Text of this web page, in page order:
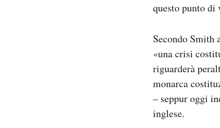
questo punto di
Secondo Smith
«una crisi
riguarderà
monarca
– seppur oggi
inglese.